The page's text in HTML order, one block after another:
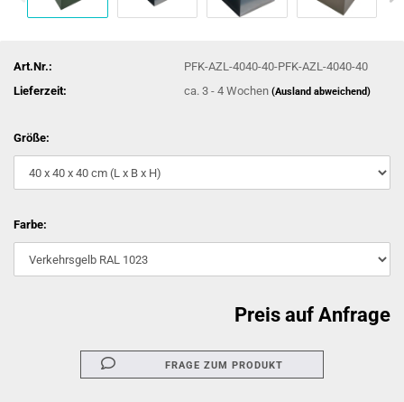
Art.Nr.:
PFK-AZL-4040-40-PFK-AZL-4040-40
Lieferzeit:
ca. 3 - 4 Wochen(Ausland abweichend)
Größe:
Farbe:
Preis auf Anfrage
FRAGE ZUM PRODUKT